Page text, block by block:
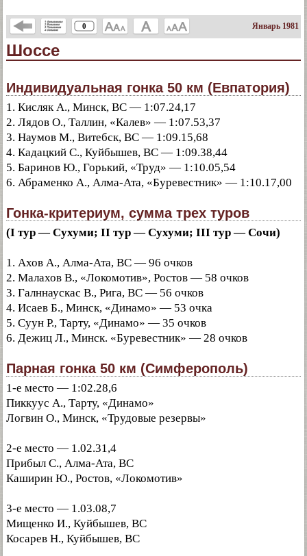
0 Январь 1981
Шоссе
Индивидуальная гонка 50 км (Евпатория)
1. Кисляк А., Минск, ВС — 1:07.24,17
2. Лядов О., Таллин, «Калев» — 1:07.53,37
3. Наумов М., Витебск, ВС — 1:09.15,68
4. Кадацкий С., Куйбышев, ВС — 1:09.38,44
5. Баринов Ю., Горький, «Труд» — 1:10.05,54
6. Абраменко А., Алма-Ата, «Буревестник» — 1:10.17,00
Гонка-критериум, сумма трех туров
(I тур — Сухуми; II тур — Сухуми; III тур — Сочи)
1. Ахов А., Алма-Ата, ВС — 96 очков
2. Малахов В., «Локомотив», Ростов — 58 очков
3. Галннаускас В., Рига, ВС — 56 очков
4. Исаев Б., Минск, «Динамо» — 53 очка
5. Суун Р., Тарту, «Динамо» — 35 очков
6. Дежиц Л., Минск. «Буревестник» — 28 очков
Парная гонка 50 км (Симферополь)
1-е место — 1:02.28,6
Пиккуус А., Тарту, «Динамо»
Логвин О., Минск, «Трудовые резервы»
2-е место — 1.02.31,4
Прибыл С., Алма-Ата, ВС
Каширин Ю., Ростов, «Локомотив»
3-е место — 1.03.08,7
Мищенко И., Куйбышев, ВС
Косарев Н., Куйбышев, ВС